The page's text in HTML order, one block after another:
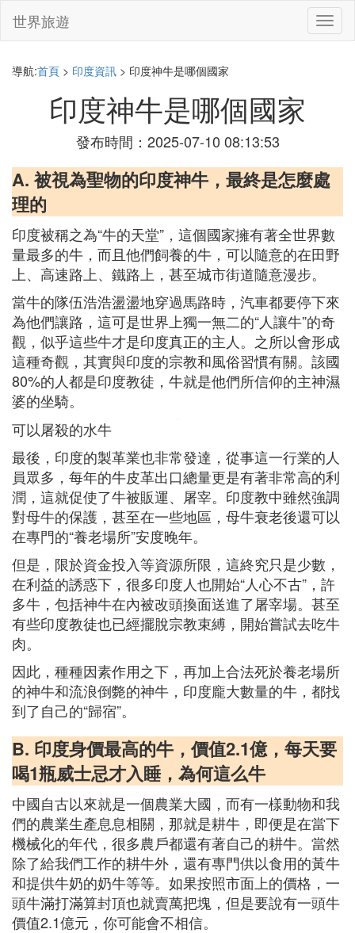
切
換
世界旅遊
導航:首頁 > 印度資訊 > 印度神牛是哪個國家
印度神牛是哪個國家
發布時間：2025-07-10 08:13:53
A. 被視為聖物的印度神牛，最終是怎麼處
理的
印度被稱之為“牛的天堂”，這個國家擁有著全世界數
量最多的牛，而且他們飼養的牛，可以隨意的在田野
上、高速路上、鐵路上，甚至城市街道隨意漫步。
當牛的隊伍浩浩盪盪地穿過馬路時，汽車都要停下來
為他們讓路，這可是世界上獨一無二的“人讓牛”的奇
觀，似乎這些牛才是印度真正的主人。之所以會形成
這種奇觀，其實與印度的宗教和風俗習慣有關。該國
80%的人都是印度教徒，牛就是他們所信仰的主神濕
婆的坐騎。
可以屠殺的水牛
最後，印度的製革業也非常發達，從事這一行業的人
員眾多，每年的牛皮革出口總量更是有著非常高的利
潤，這就促使了牛被販運、屠宰。印度教中雖然強調
對母牛的保護，甚至在一些地區，母牛衰老後還可以
在專門的“養老場所”安度晚年。
但是，限於資金投入等資源所限，這終究只是少數，
在利益的誘惑下，很多印度人也開始“人心不古”，許
多牛，包括神牛在內被改頭換面送進了屠宰場。甚至
有些印度教徒也已經擺脫宗教束縛，開始嘗試去吃牛
肉。
因此，種種因素作用之下，再加上合法死於養老場所
的神牛和流浪倒斃的神牛，印度龐大數量的牛，都找
到了自己的“歸宿”。
B. 印度身價最高的牛，價值2.1億，每天要
喝1瓶威士忌才入睡，為何這么牛
中國自古以來就是一個農業大國，而有一樣動物和我
們的農業生產息息相關，那就是耕牛，即便是在當下
機械化的年代，很多農戶都還有著自己的耕牛。當然
除了給我們工作的耕牛外，還有專門供以食用的黃牛
和提供牛奶的奶牛等等。如果按照市面上的價格，一
頭牛滿打滿算封頂也就賣萬把塊，但是要說有一頭牛
價值2.1億元，你可能會不相信。